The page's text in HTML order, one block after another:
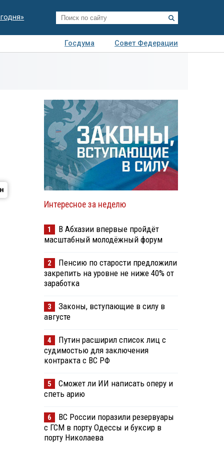
Госдума
Совет Федерации
Интересное за неделю
1
В Абхазии впервые пройдёт
масштабный молодёжный форум
2
Пенсию по старости предложили
закрепить на уровне не ниже 40% от
заработка
3
Законы, вступающие в силу в
августе
4
Путин расширил список лиц с
судимостью для заключения
контракта с ВС РФ
5
Сможет ли ИИ написать оперу и
спеть арию
6
ВС России поразили резервуары
с ГСМ в порту Одессы и буксир в
порту Николаева